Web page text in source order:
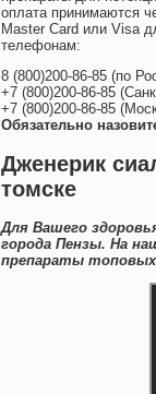
оплата принимаются
Master Card или Visa
телефонам:
8 (800)200-86-85 (по
+7 (800)200-86-85 (
+7 (800)200-86-85 (
Обязательно
Дженерик
томске
Для Вашего
города Пензы. На
препараты топовых